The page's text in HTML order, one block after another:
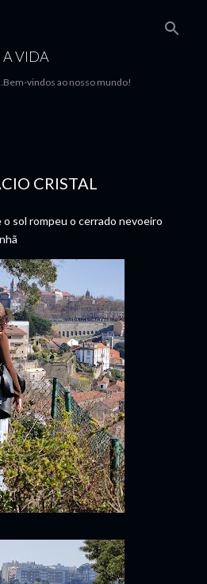
A VIDA
vindos ao nosso mundo!
CRISTAL
sol rompeu o cerrado nevoeiro